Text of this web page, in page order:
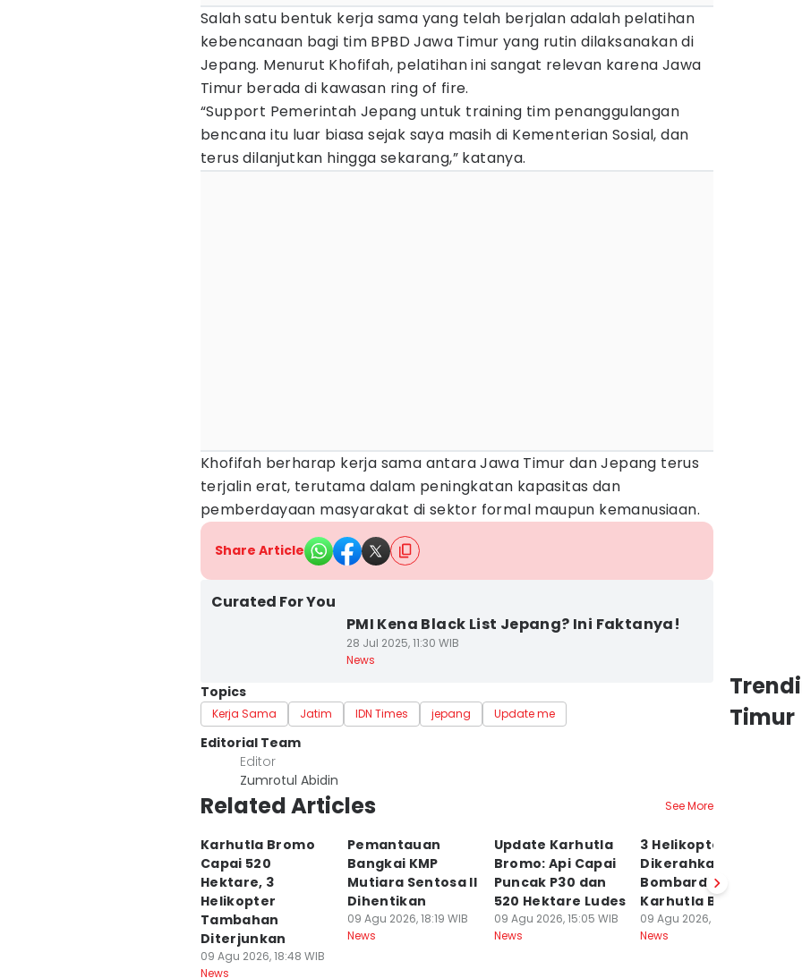
Salah satu bentuk kerja sama yang telah berjalan adalah pelatihan
kebencanaan bagi tim BPBD Jawa Timur yang rutin dilaksanakan di
Jepang. Menurut Khofifah, pelatihan ini sangat relevan karena Jawa
Timur berada di kawasan ring of fire.
“Support Pemerintah Jepang untuk training tim penanggulangan
bencana itu luar biasa sejak saya masih di Kementerian Sosial, dan
terus dilanjutkan hingga sekarang,” katanya.
Khofifah berharap kerja sama antara Jawa Timur dan Jepang terus
terjalin erat, terutama dalam peningkatan kapasitas dan
pemberdayaan masyarakat di sektor formal maupun kemanusiaan.
Share Article
Curated For You
PMI Kena Black List Jepang? Ini Faktanya!
28 Jul 2025, 11:30 WIB
News
Topics
Kerja Sama Jatim IDN Times jepang Update me
Editorial Team
Editor
Zumrotul Abidin
Related Articles See More
Karhutla Bromo
Capai 520
Hektare, 3
Helikopter
Tambahan
Diterjunkan
09 Agu 2026, 18:48 WIB
News
Pemantauan
Bangkai KMP
Mutiara Sentosa II
Dihentikan
09 Agu 2026, 18:19 WIB
News
Update Karhutla
Bromo: Api Capai
Puncak P30 dan
520 Hektare Ludes
09 Agu 2026, 15:05 WIB
News
3 Helikopter
Dikerahkan
Bombardir Api
Karhutla Bromo
09 Agu 2026, 12:49 WIB
News
Timur